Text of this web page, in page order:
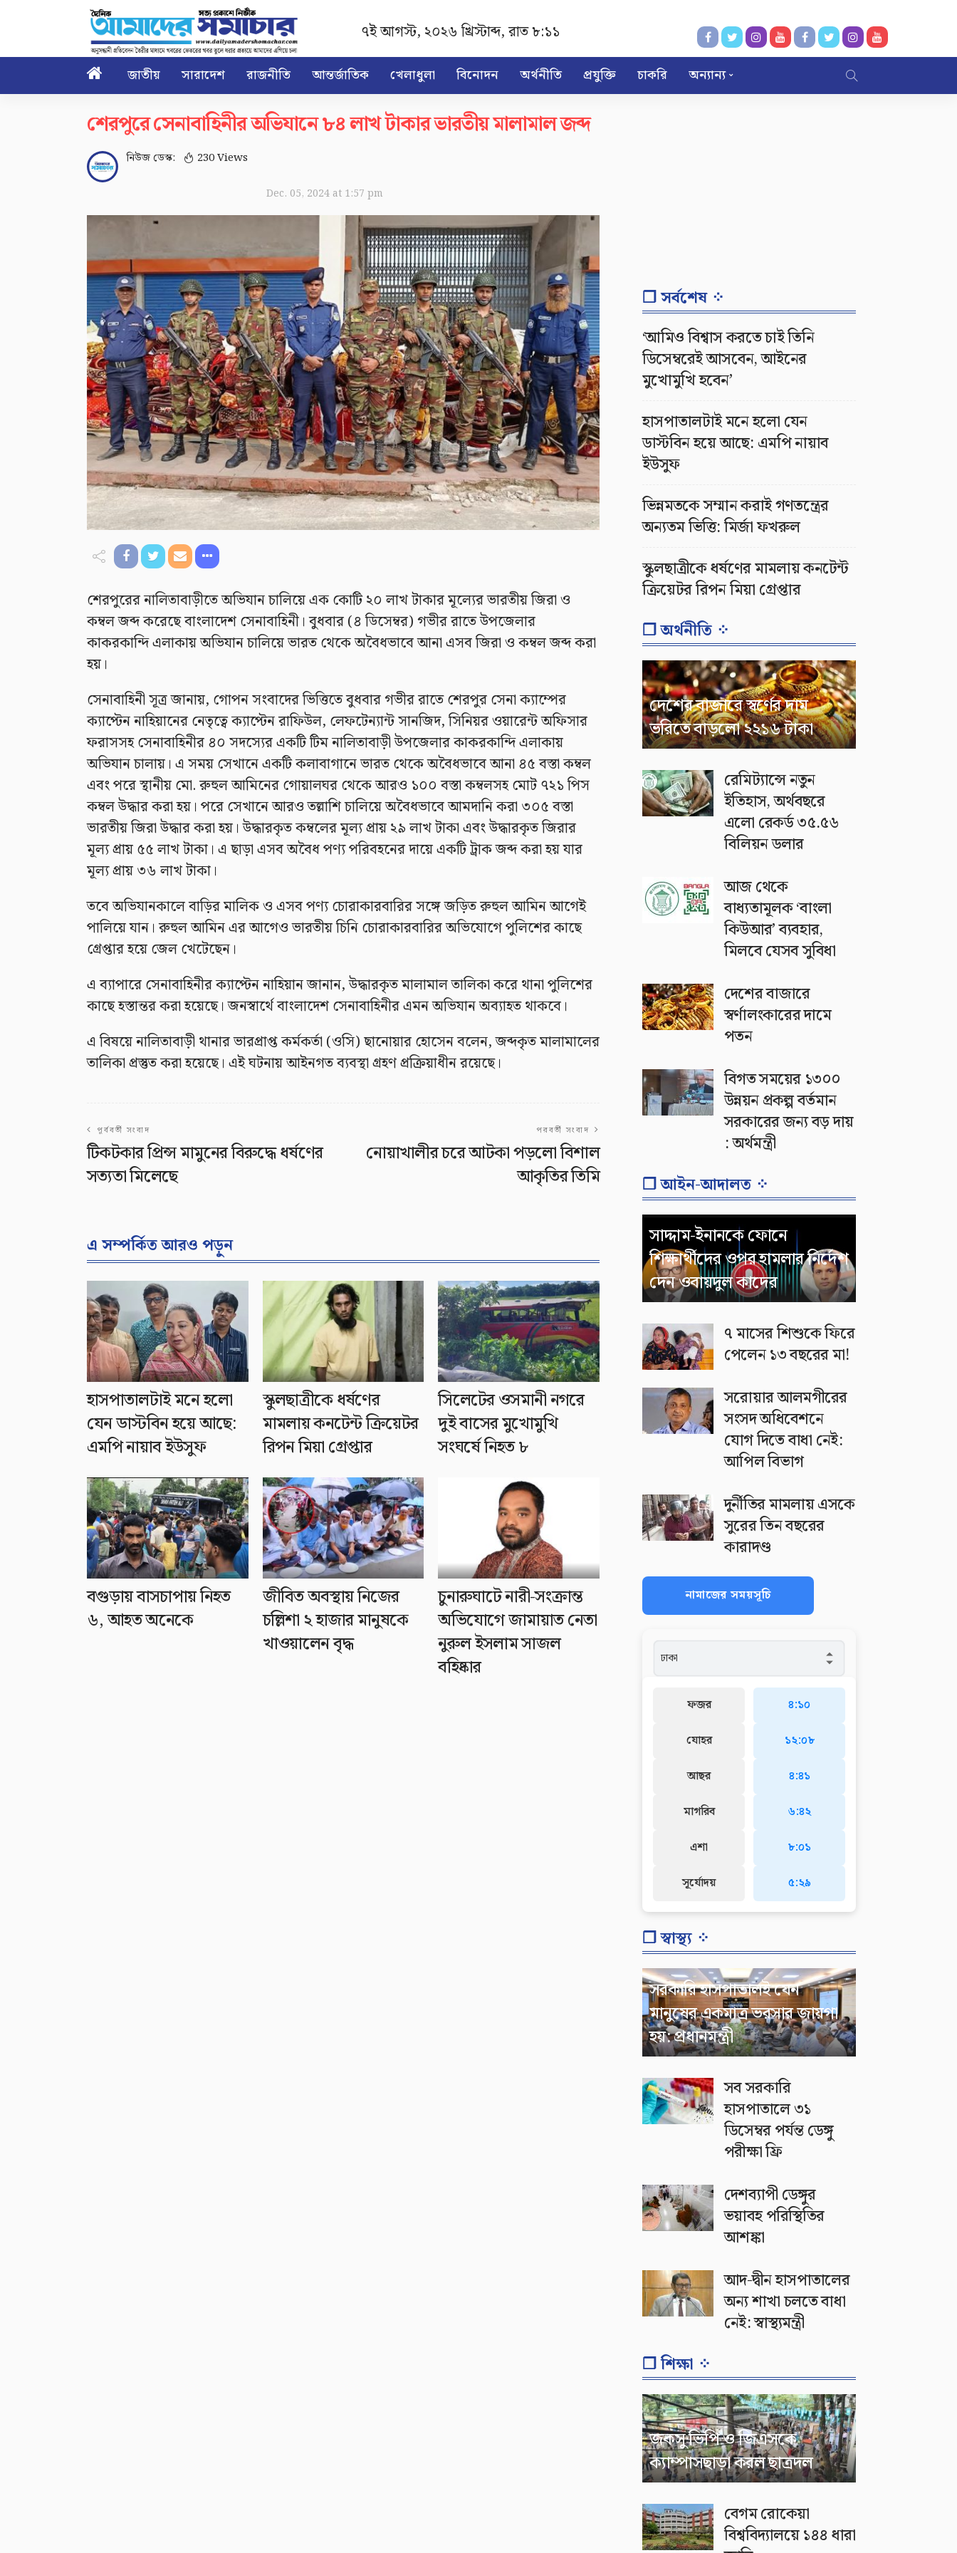
৭ই আগস্ট, ২০২৬ খ্রিস্টাব্দ,রাত ৮:১১
 জাতীয় সারাদেশ রাজনীতি আন্তর্জাতিক খেলাধুলা বিনোদন অর্থনীতি প্রযুক্তি চাকরি অন্যান্য
শেরপুরে সেনাবাহিনীর অভিযানে ৮৪ লাখ টাকার ভারতীয় মালামাল জব্দ
নিউজ ডেস্ক: 230 Views
Dec. 05, 2024 at 1:57 pm
শেরপুরের নালিতাবাড়ীতে অভিযান চালিয়ে এক কোটি ২০ লাখ টাকার মূল্যের ভারতীয় জিরা ও
কম্বল জব্দ করেছে বাংলাদেশ সেনাবাহিনী। বুধবার (৪ ডিসেম্বর) গভীর রাতে উপজেলার
কাকরকান্দি এলাকায় অভিযান চালিয়ে ভারত থেকে অবৈধভাবে আনা এসব জিরা ও কম্বল জব্দ করা
হয়।
সেনাবাহিনী সূত্র জানায়, গোপন সংবাদের ভিত্তিতে বুধবার গভীর রাতে শেরপুর সেনা ক্যাম্পের
ক্যাপ্টেন নাহিয়ানের নেতৃত্বে ক্যাপ্টেন রাফিউল, লেফটেন্যান্ট সানজিদ, সিনিয়র ওয়ারেন্ট অফিসার
ফরাসসহ সেনাবাহিনীর ৪০ সদস্যের একটি টিম নালিতাবাড়ী উপজেলার কাকরকান্দি এলাকায়
অভিযান চালায়। এ সময় সেখানে একটি কলাবাগানে ভারত থেকে অবৈধভাবে আনা ৪৫ বস্তা কম্বল
এবং পরে স্থানীয় মো. রুহুল আমিনের গোয়ালঘর থেকে আরও ১০০ বস্তা কম্বলসহ মোট ৭২১ পিস
কম্বল উদ্ধার করা হয়। পরে সেখানে আরও তল্লাশি চালিয়ে অবৈধভাবে আমদানি করা ৩০৫ বস্তা
ভারতীয় জিরা উদ্ধার করা হয়। উদ্ধারকৃত কম্বলের মূল্য প্রায় ২৯ লাখ টাকা এবং উদ্ধারকৃত জিরার
মূল্য প্রায় ৫৫ লাখ টাকা। এ ছাড়া এসব অবৈধ পণ্য পরিবহনের দায়ে একটি ট্রাক জব্দ করা হয় যার
মূল্য প্রায় ৩৬ লাখ টাকা।
তবে অভিযানকালে বাড়ির মালিক ও এসব পণ্য চোরাকারবারির সঙ্গে জড়িত রুহুল আমিন আগেই
পালিয়ে যান। রুহুল আমিন এর আগেও ভারতীয় চিনি চোরাকারবারির অভিযোগে পুলিশের কাছে
গ্রেপ্তার হয়ে জেল খেটেছেন।
এ ব্যাপারে সেনাবাহিনীর ক্যাপ্টেন নাহিয়ান জানান, উদ্ধারকৃত মালামাল তালিকা করে থানা পুলিশের
কাছে হস্তান্তর করা হয়েছে। জনস্বার্থে বাংলাদেশ সেনাবাহিনীর এমন অভিযান অব্যাহত থাকবে।
এ বিষয়ে নালিতাবাড়ী থানার ভারপ্রাপ্ত কর্মকর্তা (ওসি) ছানোয়ার হোসেন বলেন, জব্দকৃত মালামালের
তালিকা প্রস্তুত করা হয়েছে। এই ঘটনায় আইনগত ব্যবস্থা গ্রহণ প্রক্রিয়াধীন রয়েছে।
পূর্ববর্তী সংবাদ
টিকটকার প্রিন্স মামুনের বিরুদ্ধে ধর্ষণের
সত্যতা মিলেছে
পরবর্তী সংবাদ
নোয়াখালীর চরে আটকা পড়লো বিশাল
আকৃতির তিমি
এ সম্পর্কিত আরও পড়ুন
হাসপাতালটাই মনে হলো
যেন ডাস্টবিন হয়ে আছে:
এমপি নায়াব ইউসুফ
স্কুলছাত্রীকে ধর্ষণের
মামলায় কনটেন্ট ক্রিয়েটর
রিপন মিয়া গ্রেপ্তার
সিলেটের ওসমানী নগরে
দুই বাসের মুখোমুখি
সংঘর্ষে নিহত ৮
বগুড়ায় বাসচাপায় নিহত
৬, আহত অনেকে
জীবিত অবস্থায় নিজের
চল্লিশা ২ হাজার মানুষকে
খাওয়ালেন বৃদ্ধ
চুনারুঘাটে নারী-সংক্রান্ত
অভিযোগে জামায়াত নেতা
নুরুল ইসলাম সাজল
বহিষ্কার
❐ সর্বশেষ ⁘
‘আমিও বিশ্বাস করতে চাই তিনি
ডিসেম্বরেই আসবেন, আইনের
মুখোমুখি হবেন’
হাসপাতালটাই মনে হলো যেন
ডাস্টবিন হয়ে আছে: এমপি নায়াব
ইউসুফ
ভিন্নমতকে সম্মান করাই গণতন্ত্রের
অন্যতম ভিত্তি: মির্জা ফখরুল
স্কুলছাত্রীকে ধর্ষণের মামলায় কনটেন্ট
ক্রিয়েটর রিপন মিয়া গ্রেপ্তার
❐ অর্থনীতি ⁘
দেশের বাজারে স্বর্ণের দাম
ভরিতে বাড়লো ২২১৬ টাকা
রেমিট্যান্সে নতুন
ইতিহাস, অর্থবছরে
এলো রেকর্ড ৩৫.৫৬
বিলিয়ন ডলার
আজ থেকে
বাধ্যতামূলক ‘বাংলা
কিউআর’ ব্যবহার,
মিলবে যেসব সুবিধা
দেশের বাজারে
স্বর্ণালংকারের দামে
পতন
বিগত সময়ের ১৩০০
উন্নয়ন প্রকল্প বর্তমান
সরকারের জন্য বড় দায়
: অর্থমন্ত্রী
❐ আইন-আদালত ⁘
সাদ্দাম-ইনানকে ফোনে
শিক্ষার্থীদের ওপর হামলার নির্দেশ
দেন ওবায়দুল কাদের
৭ মাসের শিশুকে ফিরে
পেলেন ১৩ বছরের মা!
সরোয়ার আলমগীরের
সংসদ অধিবেশনে
যোগ দিতে বাধা নেই:
আপিল বিভাগ
দুর্নীতির মামলায় এসকে
সুরের তিন বছরের
কারাদণ্ড
নামাজের সময়সূচি
ফজর
যোহর
আছর
মাগরিব
এশা
সূর্যোদয়
৪:১০
১২:০৮
৪:৪১
৬:৪২
৮:০১
৫:২৯
❐ স্বাস্থ্য ⁘
সরকারি হাসপাতালই যেন
মানুষের একমাত্র ভরসার জায়গা
হয়: প্রধানমন্ত্রী
সব সরকারি
হাসপাতালে ৩১
ডিসেম্বর পর্যন্ত ডেঙ্গু
পরীক্ষা ফ্রি
দেশব্যাপী ডেঙ্গুর
ভয়াবহ পরিস্থিতির
আশঙ্কা
আদ-দ্বীন হাসপাতালের
অন্য শাখা চলতে বাধা
নেই: স্বাস্থ্যমন্ত্রী
❐ শিক্ষা ⁘
জকসু ভিপি ও জিএসকে
ক্যাম্পাসছাড়া করল ছাত্রদল
বেগম রোকেয়া
বিশ্ববিদ্যালয়ে ১৪৪ ধারা